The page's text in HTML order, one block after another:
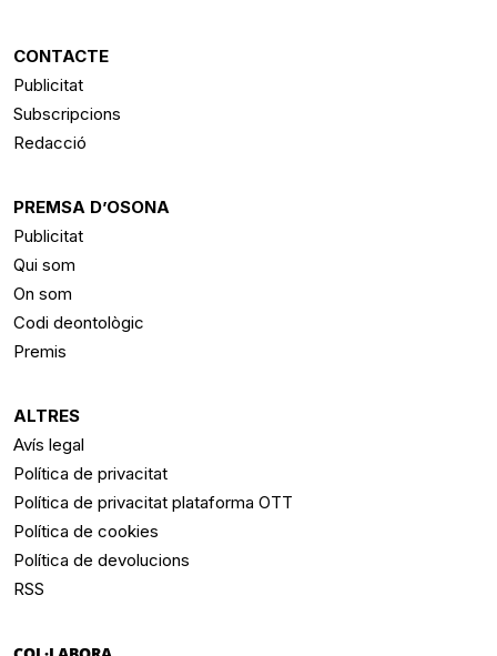
CONTACTE
Publicitat
Subscripcions
Redacció
PREMSA D’OSONA
Publicitat
Qui som
On som
Codi deontològic
Premis
ALTRES
Avís legal
Política de privacitat
Política de privacitat plataforma OTT
Política de cookies
Política de devolucions
RSS